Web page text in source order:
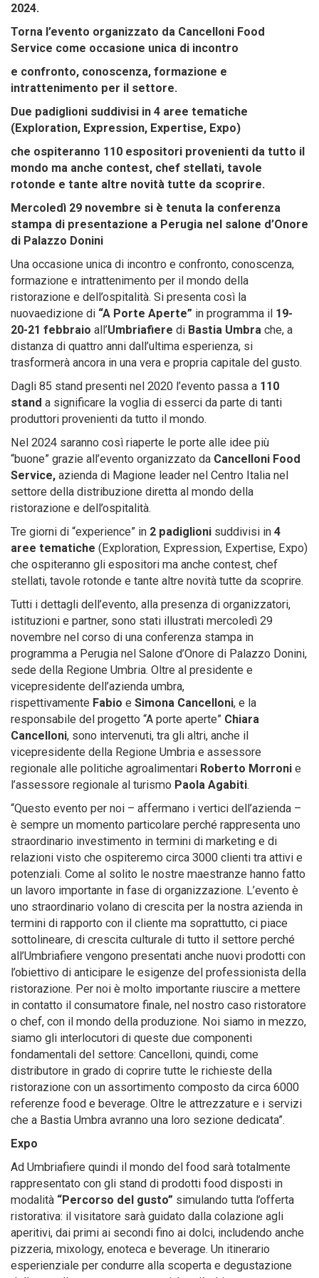
2024.
Torna l’evento organizzato da Cancelloni Food
Service come occasione unica di incontro
e confronto, conoscenza, formazione e
intrattenimento per il settore.
Due padiglioni suddivisi in 4 aree tematiche
(Exploration, Expression, Expertise, Expo)
che ospiteranno 110 espositori provenienti da tutto il
mondo ma anche contest, chef stellati, tavole
rotonde e tante altre novità tutte da scoprire.
Mercoledì 29 novembre si è tenuta la conferenza
stampa di presentazione a Perugia nel salone d’Onore
di Palazzo Donini
Una occasione unica di incontro e confronto, conoscenza,
formazione e intrattenimento per il mondo della
ristorazione e dell’ospitalità. Si presenta così la
nuovaedizione di “A Porte Aperte” in programma il 19-
20-21 febbraio all’Umbriafiere di Bastia Umbra che, a
distanza di quattro anni dall’ultima esperienza, si
trasformerà ancora in una vera e propria capitale del gusto.
Dagli 85 stand presenti nel 2020 l’evento passa a 110
stand a significare la voglia di esserci da parte di tanti
produttori provenienti da tutto il mondo.
Nel 2024 saranno così riaperte le porte alle idee più
“buone” grazie all’evento organizzato da Cancelloni Food
Service, azienda di Magione leader nel Centro Italia nel
settore della distribuzione diretta al mondo della
ristorazione e dell’ospitalità.
Tre giorni di “experience” in 2 padiglioni suddivisi in 4
aree tematiche (Exploration, Expression, Expertise, Expo)
che ospiteranno gli espositori ma anche contest, chef
stellati, tavole rotonde e tante altre novità tutte da scoprire.
Tutti i dettagli dell’evento, alla presenza di organizzatori,
istituzioni e partner, sono stati illustrati mercoledì 29
novembre nel corso di una conferenza stampa in
programma a Perugia nel Salone d’Onore di Palazzo Donini,
sede della Regione Umbria. Oltre al presidente e
vicepresidente dell’azienda umbra,
rispettivamente Fabio e Simona Cancelloni, e la
responsabile del progetto “A porte aperte” Chiara
Cancelloni, sono intervenuti, tra gli altri, anche il
vicepresidente della Regione Umbria e assessore
regionale alle politiche agroalimentari Roberto Morroni e
l’assessore regionale al turismo Paola Agabiti.
“Questo evento per noi – affermano i vertici dell’azienda –
è sempre un momento particolare perché rappresenta uno
straordinario investimento in termini di marketing e di
relazioni visto che ospiteremo circa 3000 clienti tra attivi e
potenziali. Come al solito le nostre maestranze hanno fatto
un lavoro importante in fase di organizzazione. L’evento è
uno straordinario volano di crescita per la nostra azienda in
termini di rapporto con il cliente ma soprattutto, ci piace
sottolineare, di crescita culturale di tutto il settore perché
all’Umbriafiere vengono presentati anche nuovi prodotti con
l’obiettivo di anticipare le esigenze del professionista della
ristorazione. Per noi è molto importante riuscire a mettere
in contatto il consumatore finale, nel nostro caso ristoratore
o chef, con il mondo della produzione. Noi siamo in mezzo,
siamo gli interlocutori di queste due componenti
fondamentali del settore: Cancelloni, quindi, come
distributore in grado di coprire tutte le richieste della
ristorazione con un assortimento composto da circa 6000
referenze food e beverage. Oltre le attrezzature e i servizi
che a Bastia Umbra avranno una loro sezione dedicata”.
Expo
Ad Umbriafiere quindi il mondo del food sarà totalmente
rappresentato con gli stand di prodotti food disposti in
modalità “Percorso del gusto” simulando tutta l’offerta
ristorativa: il visitatore sarà guidato dalla colazione agli
aperitivi, dai primi ai secondi fino ai dolci, includendo anche
pizzeria, mixology, enoteca e beverage. Un itinerario
esperienziale per condurre alla scoperta e degustazione